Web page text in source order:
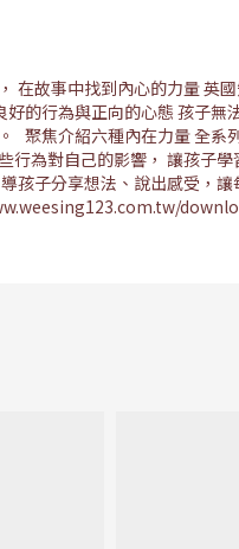
在故事中找到內心的力量
的行為與正向的心態 孩子無
聚焦介紹六種內在力量 全
行為對自己的影響， 讓孩子
孩子分享想法、說出感受，